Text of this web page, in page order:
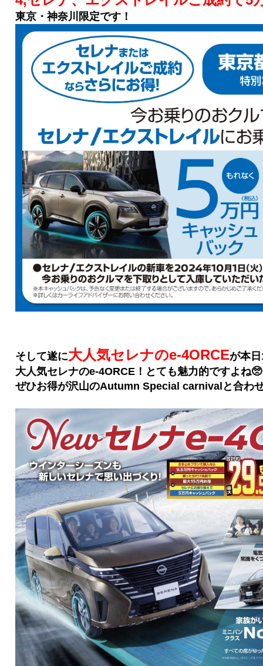
東京・神奈川限定です！
そして遂に大人気セレナのe-4ORCEが本
大人気セレナのe-4ORCE！とても魅力的ですよね🥺
ぜひお得が沢山のAutumn Special carnivalと合わ